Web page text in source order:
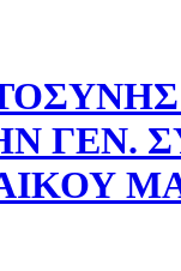
ΓΕΝ.